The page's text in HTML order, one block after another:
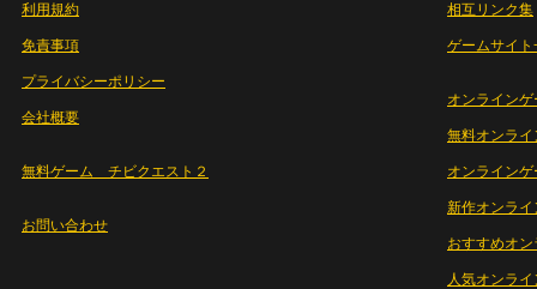
利用規約
免責事項
プライバシーポリシー
会社概要
無料ゲーム チビクエスト２
お問い合わせ
相互リンク集
ゲームサイト
オンラインゲ
無料オンライ
オンライン
新作オンライ
おすすめオ
人気オンラ